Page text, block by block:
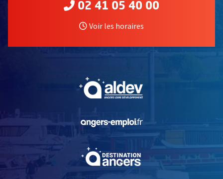
02 41 05 40 00
Voir les horaires
, Ouvre une nouvelle